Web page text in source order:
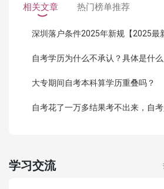
相关文章 热门榜单推荐
深圳落户条件2025年新规【2025最
自考学历为什么不承认？具体是什
大专期间自考本科算学历重叠吗？
自考花了一万多结果考不出来，自
学习交流